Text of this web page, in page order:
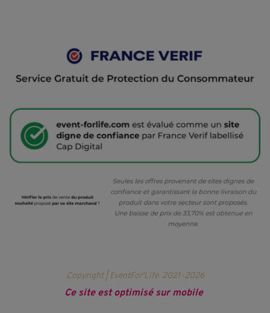
Copyright | EventFor'Life 2021-2026
Ce site est optimisé sur mobile